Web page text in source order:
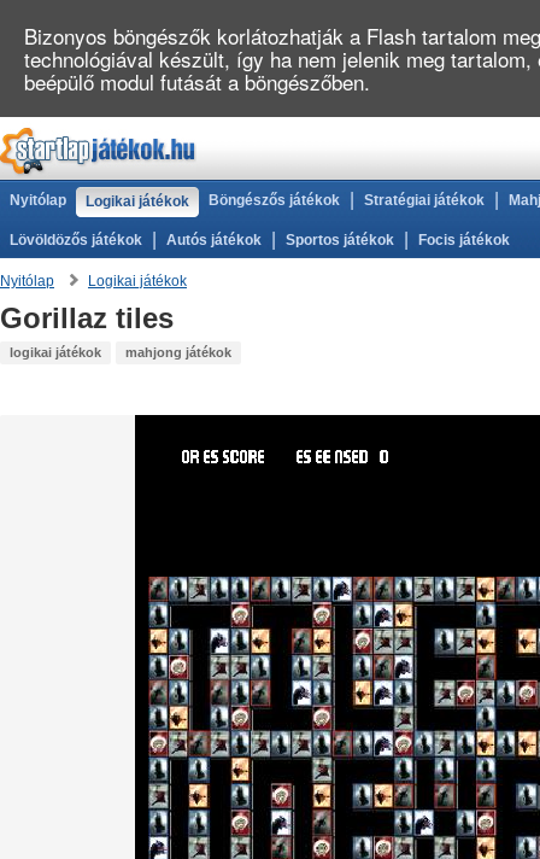
Nyitólap Logikai játékok Böngészős játékok Stratégiai játékok
Lövöldözős játékok Autós játékok Sportos játékok Focis játékok
Nyitólap Logikai játékok
Gorillaz tiles
logikai játékok mahjong játékok
Bizonyos böngészők korlátozhatják a Flash tartalom
technológiával készült, így ha nem jelenik meg
beépülő modul futását a böngészőben.